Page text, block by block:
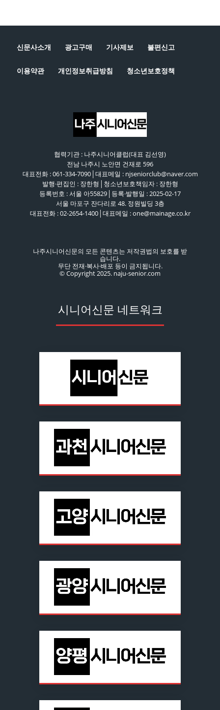
신문사소개 광고구매 기사제보 불편신고
이용약관 개인정보취급방침 청소년보호정책
협력기관 : 나주시니어클럽(대표 김선영)
전남 나주시 노안면 건재로 596
대표전화 : 061-334-7090│대표메일 : njseniorclub@naver.com
발행·편집인 : 장한형│청소년보호책임자 : 장한형
등록번호 : 서울 아55829│등록·발행일 : 2025-02-17
서울 마포구 잔다리로 48. 정원빌딩 3층
대표전화 : 02-2654-1400│대표메일 : one@mainage.co.kr
나주시니어신문의 모든 콘텐츠는 저작권법의 보호를 받
습니다.
무단 전재·복사·배포 등이 금지됩니다.
© Copyright 2025. naju-senior.com
시니어신문 네트워크